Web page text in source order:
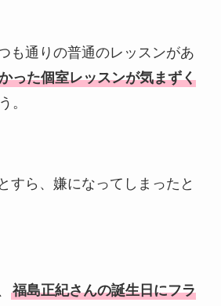
も通りの普通のレッスンがあ
った個室レッスンが気まずく
。
すら、嫌になってしまったと
福島正紀さんの誕生日にフラ